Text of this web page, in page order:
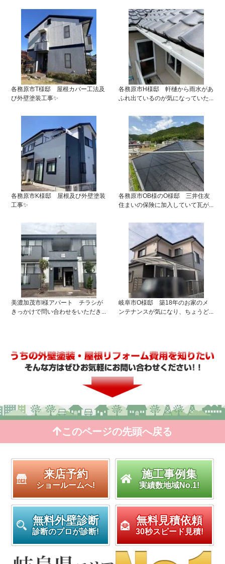
各務原市T様邸 屋根カバー工法及
び外壁塗装工事✨
各務原市H様邸 軒樋から雨水があ
ふれ出ているのが気になっていた...
各務原市K様邸 屋根及び外壁塗装
工事✨
各務原市OB様のO様邸 三井住友
住まいの保険に加入していて瓦が...
美濃加茂市I様アパート チラシが
きっかけで問い合わせをいただき...
岐阜市O様邸 築18年のお家のメ
ンテナンスが気になり、ちょうど...
このページの先頭へ戻る
来店予約
ショールームへ!
施工事例集
実績数地域No.1!
無料外壁診断
診断のプロが診断!
無料見積依頼
30秒スピード見積!